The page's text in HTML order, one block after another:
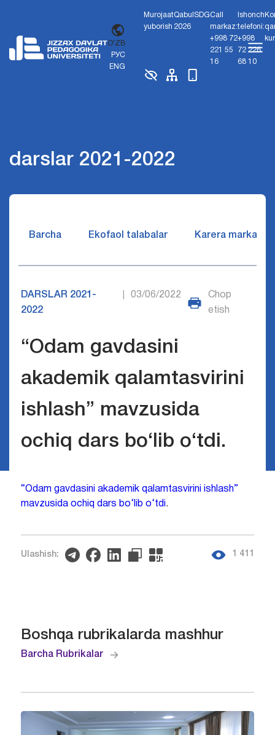
O'ZB
РУС
ENG
Murojaat
yuborish
Qabul
2026
SDGCall
markaz:
+998 72
221 55
16
Ishonch
telefoni:
+998
72 226
68 10
darslar 2021-2022
Barcha Ekofaol talabalar Karera markazi
DARSLAR 2021-
2022
03/06/2022
Chop
etish
“Odam gavdasini
akademik qalamtasvirini
ishlash” mavzusida
ochiq dars bo‘lib o‘tdi.
“Odam gavdasini akademik qalamtasvirini ishlash”
mavzusida ochiq dars bo‘lib o‘tdi .
Ulashish: 1 411
Boshqa rubrikalarda mashhur
Barcha Rubrikalar